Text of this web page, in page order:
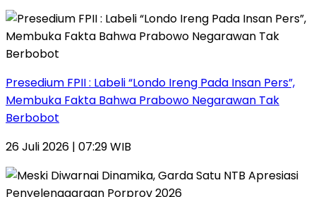
Presedium FPII : Labeli “Londo Ireng Pada Insan Pers”,
Membuka Fakta Bahwa Prabowo Negarawan Tak
Berbobot
26 Juli 2026 | 07:29 WIB